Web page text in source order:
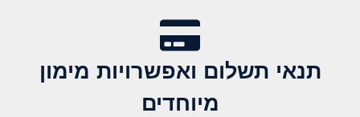
תנאי תשלום ואפשרויות מימון
מיוחדים